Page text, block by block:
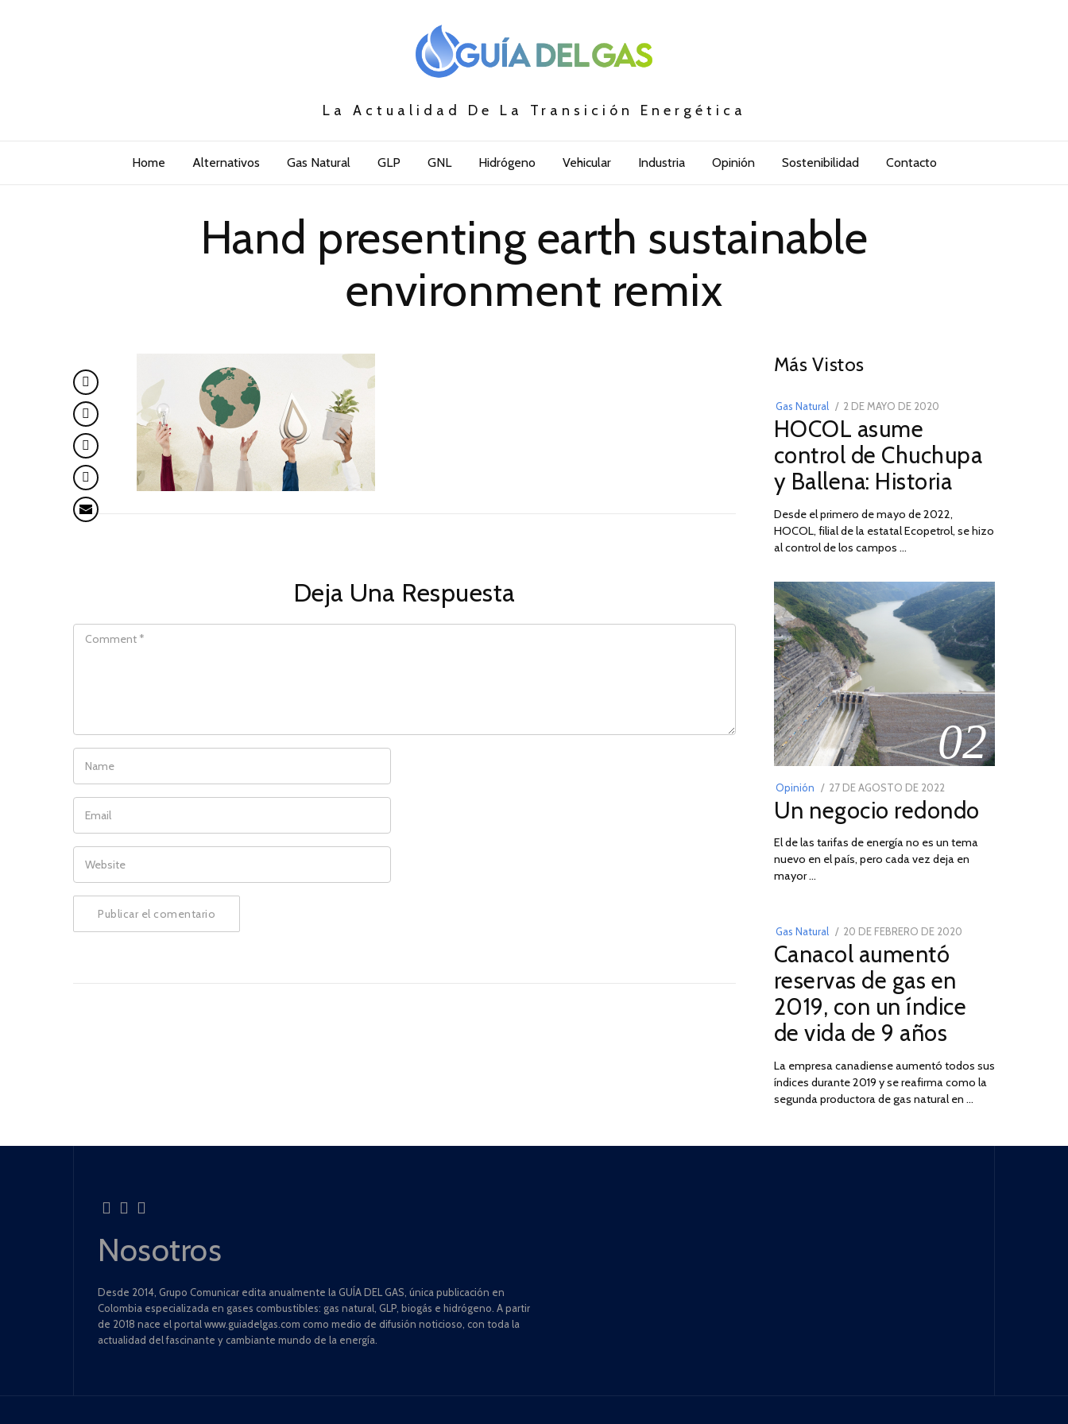
La Actualidad De La Transición Energética
Home Alternativos Gas Natural GLP GNL Hidrógeno Vehicular Industria Opinión Sostenibilidad Contacto
Hand presenting earth sustainable
environment remix
Deja Una Respuesta
Más Vistos
Gas Natural
POSTED
ON
2 DE MAYO DE 2020
DE
2026
HOCOL asume
control de Chuchupa
y Ballena: Historia
Desde el primero de mayo de 2022,
HOCOL, filial de la estatal Ecopetrol, se hizo
al control de los campos …
02
Opinión
POSTED
ON
27 DE AGOSTO DE 2022
DE
DE
2022
Un negocio redondo
El de las tarifas de energía no es un tema
nuevo en el país, pero cada vez deja en
mayor …
Gas Natural
POSTED
ON
20 DE FEBRERO DE 2020
2025
Canacol aumentó
reservas de gas en
2019, con un índice
de vida de 9 años
La empresa canadiense aumentó todos sus
índices durante 2019 y se reafirma como la
segunda productora de gas natural en …
Nosotros
Desde 2014, Grupo Comunicar edita anualmente la GUÍA DEL GAS, única publicación en
Colombia especializada en gases combustibles: gas natural, GLP, biogás e hidrógeno. A partir
de 2018 nace el portal www.guiadelgas.com como medio de difusión noticioso, con toda la
actualidad del fascinante y cambiante mundo de la energía.